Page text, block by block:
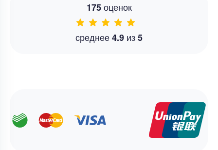
175оценок
среднее4.9 из5